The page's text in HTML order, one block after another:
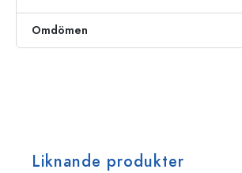
Omdömen
Liknande produkter